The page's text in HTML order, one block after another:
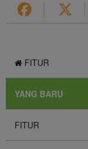
FITUR
YANG BARU
FITUR